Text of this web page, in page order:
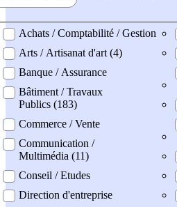
professionel
Achats / Comptabilité / Gestion
Arts / Artisanat d'art (4)
Banque / Assurance
Bâtiment / Travaux
Publics (183)
Commerce / Vente
Communication /
Multimédia (11)
Conseil / Etudes
Direction d'entreprise